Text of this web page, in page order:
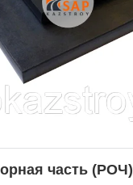
часть (РОЧ)